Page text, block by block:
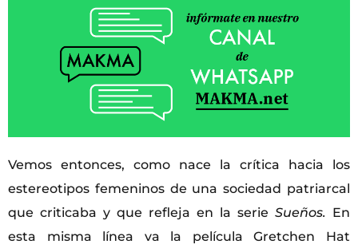
Vemos entonces, como nace la crítica hacia los
estereotipos femeninos de una sociedad patriarcal
que criticaba y que refleja en la serie Sueños. En
esta misma línea va la película Gretchen Hat